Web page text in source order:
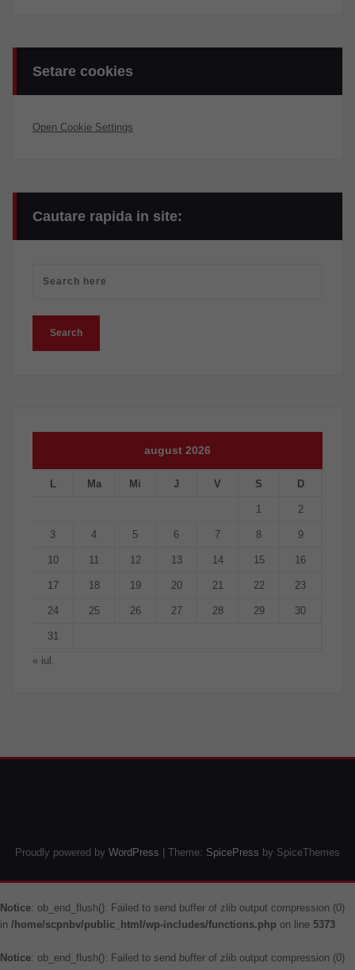
Setare cookies
Open Cookie Settings
Cautare rapida in site:
august 2026
L Ma Mi J V S D
1 2
3 4 5 6 7 8 9
10 11 12 13 14 15 16
17 18 19 20 21 22 23
24 25 26 27 28 29 30
31
« iul.
Proudly powered by WordPress | Theme: SpicePress by SpiceThemes
Notice: ob_end_flush(): Failed to send buffer of zlib output compression (0)
in /home/scpnbv/public_html/wp-includes/functions.php on line 5373
Notice: ob_end_flush(): Failed to send buffer of zlib output compression (0)